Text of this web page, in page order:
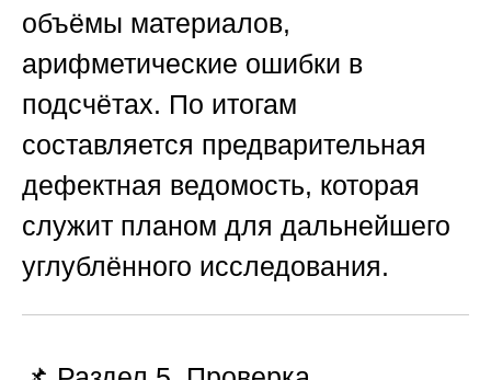
объёмы материалов,
арифметические ошибки в
подсчётах. По итогам
составляется предварительная
дефектная ведомость, которая
служит планом для дальнейшего
углублённого исследования.